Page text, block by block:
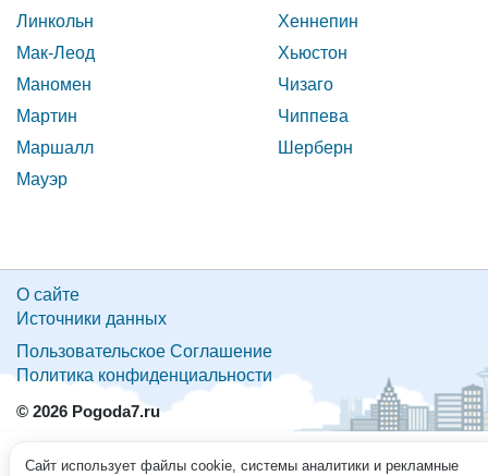
Линкольн
Мак-Леод
Маномен
Мартин
Маршалл
Мауэр
Хеннепин
Хьюстон
Чизаго
Чиппева
Шерберн
О сайте
Источники данных
Пользовательское Соглашение
Политика конфиденциальности
© 2026 Pogoda7.ru
Сайт использует файлы cookie, системы аналитики и рекламные